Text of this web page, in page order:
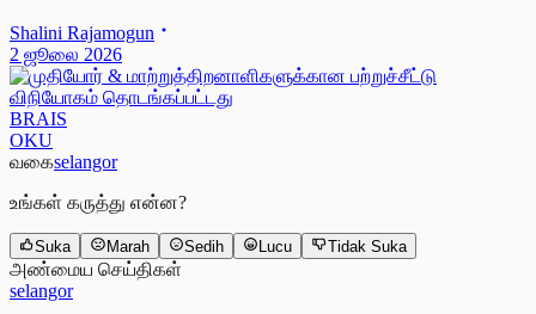
Shalini Rajamogun
2 ஜூலை 2026
BRAIS
OKU
வகைselangor
உங்கள் கருத்து என்ன?
Suka Marah Sedih Lucu Tidak Suka
அண்மைய செய்திகள்
selangor